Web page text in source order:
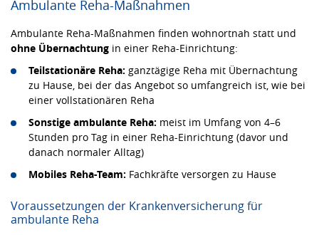
Ambulante Reha-Maßnahmen
Ambulante Reha-Maßnahmen finden wohnortnah statt und
ohne Übernachtung in einer Reha-Einrichtung:
Teilstationäre Reha: ganztägige Reha mit Übernachtung
zu Hause, bei der das Angebot so umfangreich ist, wie bei
einer vollstationären Reha
Sonstige ambulante Reha: meist im Umfang von 4–6
Stunden pro Tag in einer Reha-Einrichtung (davor und
danach normaler Alltag)
Mobiles Reha-Team: Fachkräfte versorgen zu Hause
Voraussetzungen der Krankenversicherung für
ambulante Reha